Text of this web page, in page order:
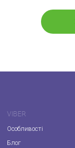
VIBER
Особливості
Блог